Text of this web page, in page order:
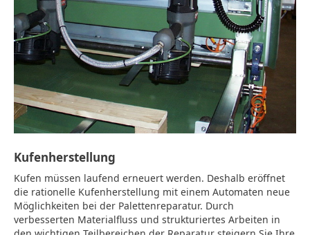
Kufenherstellung
Kufen müssen laufend erneuert werden. Deshalb eröffnet
die rationelle Kufenherstellung mit einem Automaten neue
Möglichkeiten bei der Palettenreparatur. Durch
verbesserten Materialfluss und strukturiertes Arbeiten in